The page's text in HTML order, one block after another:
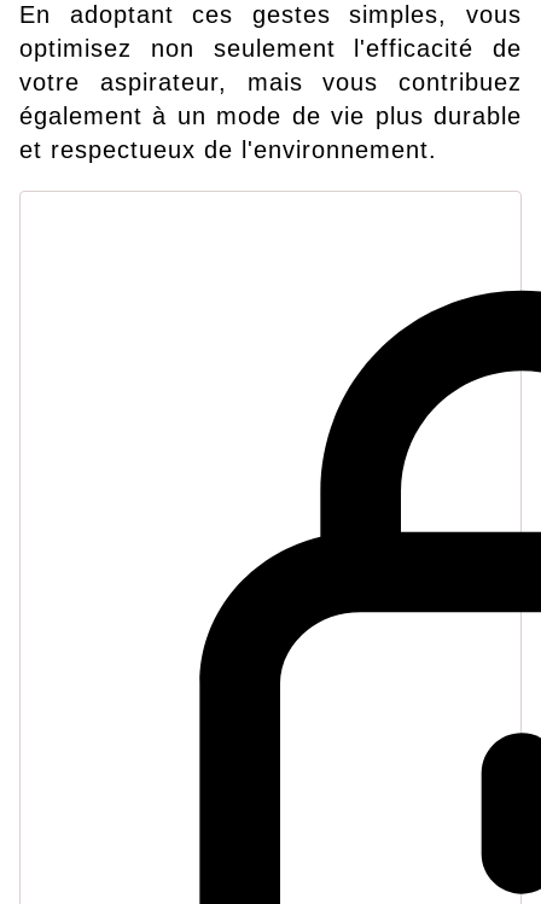
En adoptant ces gestes simples, vous
optimisez non seulement l'efficacité de
votre aspirateur, mais vous contribuez
également à un mode de vie plus durable
et respectueux de l'environnement.